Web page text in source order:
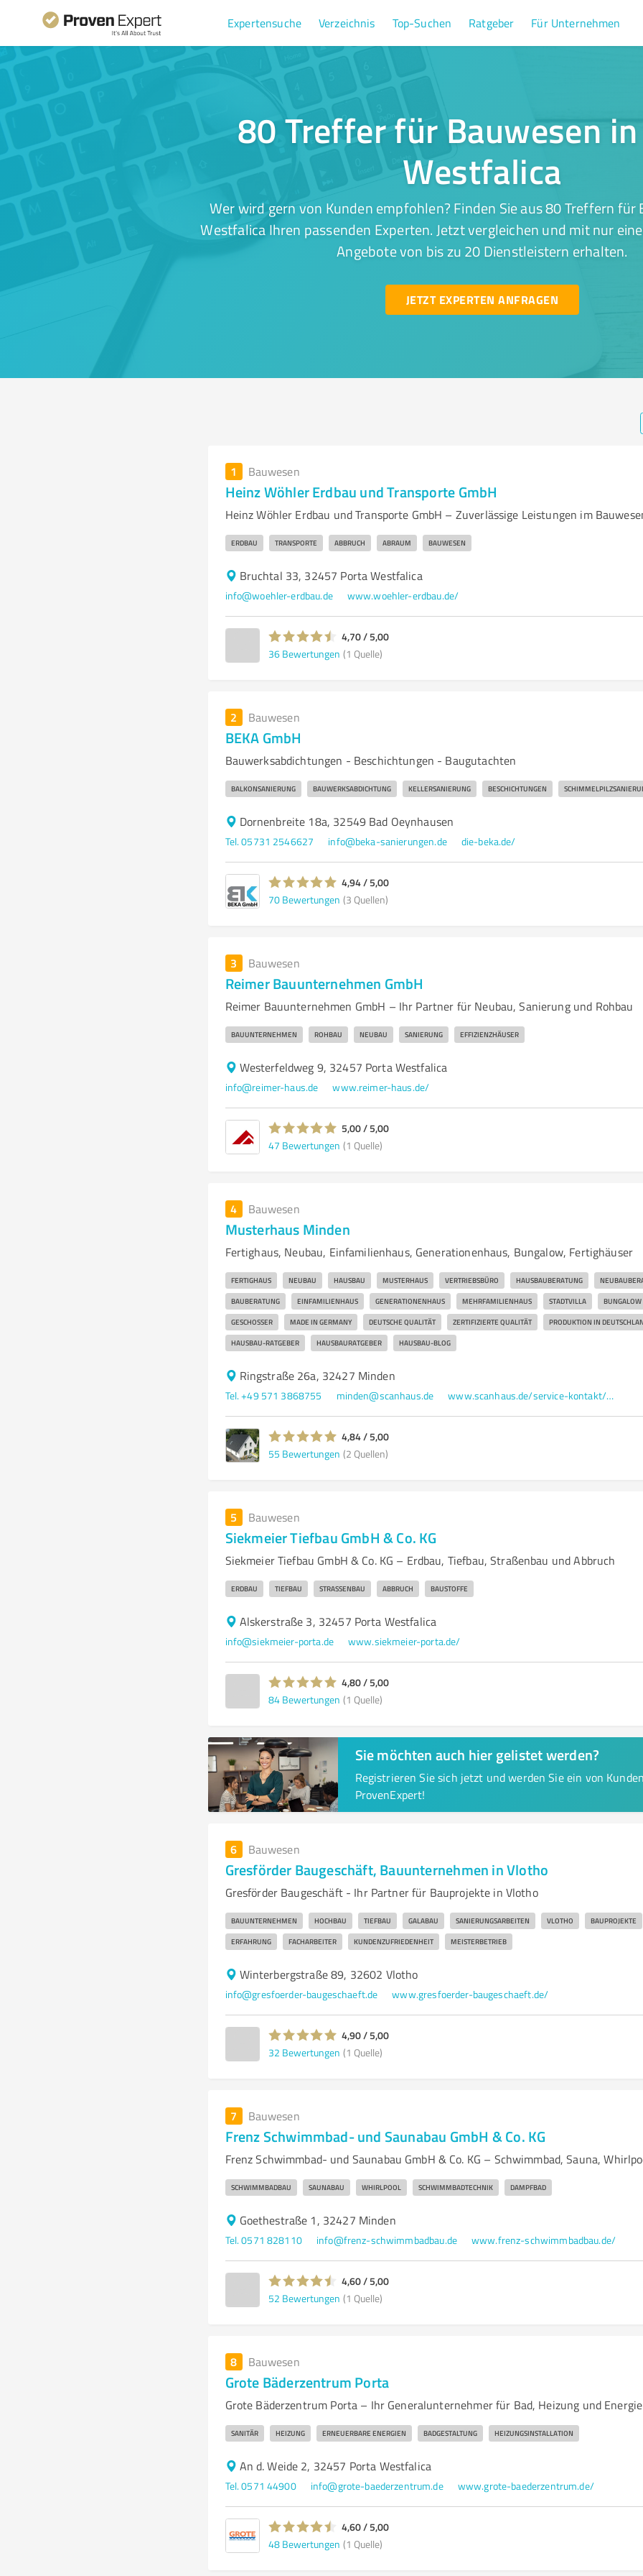
Expertensuche Verzeichnis Top-Suchen Ratgeber Für Unternehmen
80 Treffer für Bauwesen
Westfalica
Wer wird gern von Kunden empfohlen? Finden Sie aus 80 Treffern für
Westfalica Ihren passenden Experten. Jetzt vergleichen und mit nur
Angebote von bis zu 20 Dienstleistern erhalten.
JETZT EXPERTEN ANFRAGEN
1 Bauwesen
Heinz Wöhler Erdbau und Transporte GmbH
Heinz Wöhler Erdbau und Transporte GmbH – Zuverlässige Leistungen im
ERDBAU TRANSPORTE ABBRUCH ABRAUM BAUWESEN
Bruchtal 33, 32457 Porta Westfalica
info@woehler-erdbau.de www.woehler-erdbau.de/
4,70 / 5,00
36 Bewertungen (1 Quelle)
2 Bauwesen
BEKA GmbH
Bauwerksabdichtungen - Beschichtungen - Baugutachten
BALKONSANIERUNG BAUWERKSABDICHTUNG KELLERSANIERUNG BESCHICHTUNGEN
Dornenbreite 18a, 32549 Bad Oeynhausen
Tel. 05731 2546627 info@beka-sanierungen.de die-beka.de/
4,94 / 5,00
70 Bewertungen (3 Quellen)
3 Bauwesen
Reimer Bauunternehmen GmbH
Reimer Bauunternehmen GmbH – Ihr Partner für Neubau, Sanierung und Rohbau
BAUUNTERNEHMEN ROHBAU NEUBAU SANIERUNG EFFIZIENZHÄUSER
Westerfeldweg 9, 32457 Porta Westfalica
info@reimer-haus.de www.reimer-haus.de/
5,00 / 5,00
47 Bewertungen (1 Quelle)
4 Bauwesen
Musterhaus Minden
Fertighaus, Neubau, Einfamilienhaus, Generationenhaus, Bungalow, Fertighäuser
FERTIGHAUS NEUBAU HAUSBAU MUSTERHAUS VERTRIEBSBÜRO HAUSBAUBERATUNG
BAUBERATUNG EINFAMILIENHAUS GENERATIONENHAUS MEHRFAMILIENHAUS STADTVILLA BUNGALOW
GESCHOSSER MADE IN GERMANY DEUTSCHE QUALITÄT ZERTIFIZIERTE QUALITÄT PRODUKTION IN
HAUSBAU-RATGEBER HAUSBAURATGEBER HAUSBAU-BLOG
Ringstraße 26a, 32427 Minden
Tel. +49 571 3868755 minden@scanhaus.de www.scanhaus.de/service-kontakt/musterhaeuser/musterhaus-minden
4,84 / 5,00
55 Bewertungen (2 Quellen)
5 Bauwesen
Siekmeier Tiefbau GmbH & Co. KG
Siekmeier Tiefbau GmbH & Co. KG – Erdbau, Tiefbau, Straßenbau und Abbruch
ERDBAU TIEFBAU STRASSENBAU ABBRUCH BAUSTOFFE
Alskerstraße 3, 32457 Porta Westfalica
info@siekmeier-porta.de www.siekmeier-porta.de/
4,80 / 5,00
84 Bewertungen (1 Quelle)
Sie möchten auch hier gelistet werden?
Registrieren Sie sich jetzt und werden Sie ein von
ProvenExpert!
6 Bauwesen
Gresförder Baugeschäft, Bauunternehmen in Vlotho
Gresförder Baugeschäft - Ihr Partner für Bauprojekte in Vlotho
BAUUNTERNEHMEN HOCHBAU TIEFBAU GALABAU SANIERUNGSARBEITEN VLOTHO BAUPROJEKTE
ERFAHRUNG FACHARBEITER KUNDENZUFRIEDENHEIT MEISTERBETRIEB
Winterbergstraße 89, 32602 Vlotho
info@gresfoerder-baugeschaeft.de www.gresfoerder-baugeschaeft.de/
4,90 / 5,00
32 Bewertungen (1 Quelle)
7 Bauwesen
Frenz Schwimmbad- und Saunabau GmbH & Co. KG
Frenz Schwimmbad- und Saunabau GmbH & Co. KG – Schwimmbad, Sauna,
SCHWIMMBADBAU SAUNABAU WHIRLPOOL SCHWIMMBADTECHNIK DAMPFBAD
Goethestraße 1, 32427 Minden
Tel. 0571 828110 info@frenz-schwimmbadbau.de www.frenz-schwimmbadbau.de/
4,60 / 5,00
52 Bewertungen (1 Quelle)
8 Bauwesen
Grote Bäderzentrum Porta
Grote Bäderzentrum Porta – Ihr Generalunternehmer für Bad, Heizung und Energie
SANITÄR HEIZUNG ERNEUERBARE ENERGIEN BADGESTALTUNG HEIZUNGSINSTALLATION
An d. Weide 2, 32457 Porta Westfalica
Tel. 0571 44900 info@grote-baederzentrum.de www.grote-baederzentrum.de/
4,60 / 5,00
48 Bewertungen (1 Quelle)